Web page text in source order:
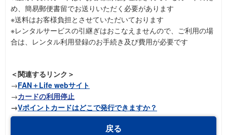
め、簡易郵便書留でお送りいただく必要があります
※送料はお客様負担とさせていただいております
※レンタルサービスの引継ぎはおこなえませんので、ご利用の場
合は、レンタル利用登録のお手続き及び費用が必要です
＜関連するリンク＞
→FAN＋Life webサイト
→カードの利用停止
→Vポイントカードはどこで発行できますか？
戻る